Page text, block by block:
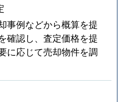
事例などから概算を提
確認し、査定価格を提
に応じて売却物件を調